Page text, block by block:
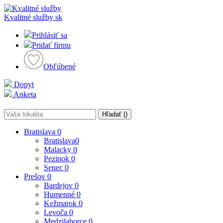
Kvalitné služby sk
Prihlásiť sa
Pridať firmu
Obľúbené
Dopyt
Anketa
Hľadať ()
Bratislava 0
Bratislava0
Malacky 0
Pezinok 0
Senec 0
Prešov 0
Bardejov 0
Humenné 0
Kežmarok 0
Levoča 0
Medzilaborce 0